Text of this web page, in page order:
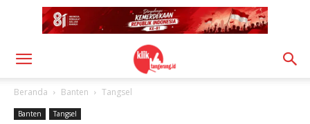
Beranda Banten Tangsel
Banten Tangsel